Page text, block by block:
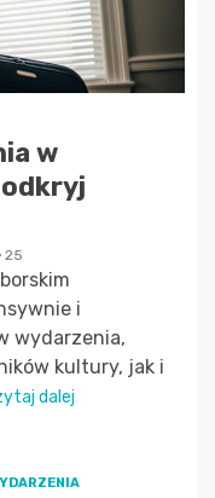
w
25
i
wydarzenia,
kultury, jak i
dalej